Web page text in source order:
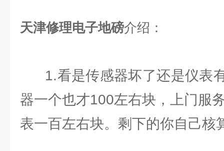
天津修理电子地磅介绍：
1.看是传感器坏了还是仪表
器一个也才100左右块，上门服
表一百左右块。剩下的你自己核